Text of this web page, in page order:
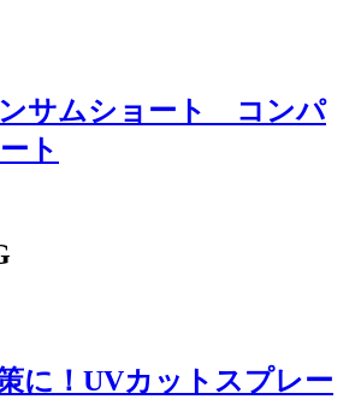
ンサムショート コンパ
ト
に！UVカットスプレー